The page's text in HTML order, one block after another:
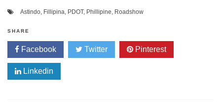
Astindo, Fillipina, PDOT, Phillipine, Roadshow
SHARE
Facebook Twitter Pinterest
Linkedin